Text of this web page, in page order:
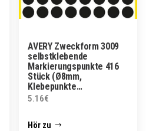
AVERY Zweckform 3009
selbstklebende
Markierungspunkte 416
Stück (Ø8mm,
Klebepunkte…
5.16€
Hör zu